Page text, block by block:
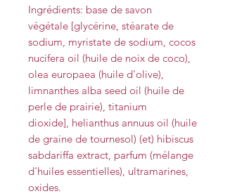
Ingrédients: base de savon
végétale [glycérine, stéarate de
sodium, myristate de sodium, cocos
nucifera oil (huile de noix de coco),
olea europaea (huile d'olive),
limnanthes alba seed oil (huile de
perle de prairie), titanium
dioxide], helianthus annuus oil (huile
de graine de tournesol) (et) hibiscus
sabdariffa extract, parfum (mélange
d'huiles essentielles), ultramarines,
oxides.